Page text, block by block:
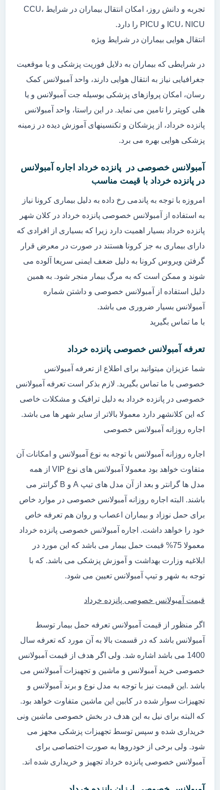
تجربه و دانش روز، امکان انتقال بیماران در شرایط CCU،
ICU، NICU و PICU را دارد.
انتقال هوایی بیماران در شرایط ویژه
در شرایطی که بیماران به دلایل فوریت پزشکی و یا موقعیت
جغرافیایی نیاز به انتقال هوایی دارند، واحد آمبولانس کمک
رسان، امکان پروازهای پزشکی بوسیله جت آمبولانس و یا
هلی کوپتر را تامین می نماید. در این راستا، واحد آمبولانس
پانزده خرداد، از پزشکان و تکنسینهای آموزش دیده در زمینه
پزشکی هوایی بهره می برد.
آمبولانس خصوصی در پانزده خرداد اجاره آمبولانس
در پانزده خرداد با قیمت مناسب
امروزه با توجه به پاندمی رخ داده به دلیل بیماری کرونا نیاز
به استفاده از آمبولانس خصوصی پانزده خرداد در کلان شهر
پانزده خرداد بسیار اهمیت دارد زیرا که بسیاری از افرادی که
دارای بیماری به جز کرونا هستند در صورت در معرض قرار
گرفتن ویروس کرونا به دلیل ضعف ایمنی سریعا آلوده می
شوند و ممکن است که به مرگ بیمار منجر شود. به همین
دلیل استفاده از آمبولانس خصوصی و داشتن شماره
آمبولانس بسیار ضروری می باشد.
با ما تماس بگیرید
تعرفه آمبولانس خصوصی پانزده خرداد
شما عزیزان میتوانید برای اطلاع از تعرفه آمبولانس
خصوصی با ما تماس بگیرید. لازم بذکر است تعرفه آمبولانس
خصوصی در پانزده خرداد به دلیل ترافیک و مشکلات خاصی
که این کلانشهر دارد معمولا بالاتر از سایر شهر ها می باشد.
اجاره روزانه آمبولانس خصوصی
اجاره روزانه آمبولانس با توجه به نوع آمبولانس و امکانات آن
متفاوت خواهد بود معمولا آمبولانس های نوع VIP از همه
مدل ها گرانتر و بعد از آن مدل های تیپ A و B گرانتر می
باشند. البته اجاره روزانه آمبولانس خصوصی در موارد خاص
برای حمل نوزاد و بیماران اعصاب و روان هم تعرفه خاص
خود را خواهد داشت. اجاره آمبولانس خصوصی پانزده خرداد
معمولا 75% قیمت حمل بیمار می باشد که این مورد در
ابلاغیه وزارت بهداشت و آموزش پزشکی می باشد. که با
توجه به شهر و تیپ آمبولانس تعیین می شود.
قیمت آمبولانس خصوصی پانزده خرداد
اگر منظور از قیمت آمبولانس تعرفه حمل بیمار توسط
آمبولانس باشد که در قسمت بالا به آن مورد که تعرفه سال
1400 می باشد اشاره شد. ولی اگر هدف از قیمت آمبولانس
خصوصی خرید آمبولانس و ماشین و تجهیزات آمبولانس می
باشد .این قیمت نیز با توجه به مدل نوع و برند آمبولانس و
تجهیزات سوار شده در کابین این ماشین متفاوت خواهد بود.
که البته برای نیل به این هدف در بخش خصوصی ماشین ونی
خریداری شده و سپس توسط تجهیزات پزشکی مجهز می
شود. ولی برخی از خودروها به صورت اختصاصی برای
آمبولانس خصوصی پانزده خرداد تجهیز و خریداری شده اند.